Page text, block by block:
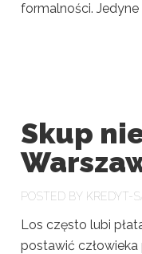
formalności. Jedyne
Skup
POSTED BY KREDYT-
Los często lubi
postawić